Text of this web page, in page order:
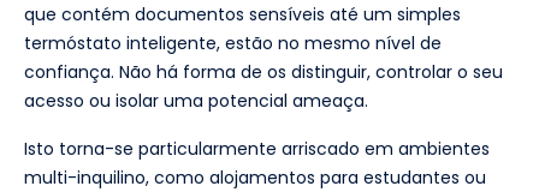
que contém documentos sensíveis até um simples
termóstato inteligente, estão no mesmo nível de
confiança. Não há forma de os distinguir, controlar o seu
acesso ou isolar uma potencial ameaça.
Isto torna-se particularmente arriscado em ambientes
multi-inquilino, como alojamentos para estudantes ou